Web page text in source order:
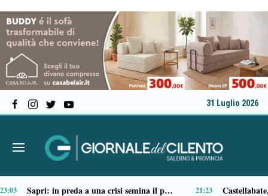
31 Luglio 2026
14:51 14:49